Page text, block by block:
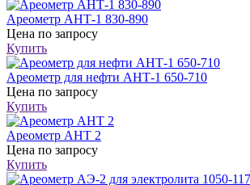
Ареометр АНТ-1 830-890
Цена по запросу
Купить
Ареометр для нефти АНТ-1 650-710
Цена по запросу
Купить
Ареометр АНТ 2
Цена по запросу
Купить